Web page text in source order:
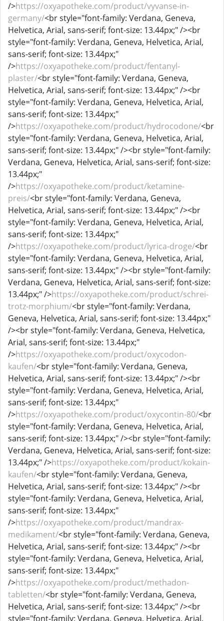
/>https://oxyapotheke.com/product/vyvanse-in-
germany/<br style="font-family: Verdana, Geneva,
Helvetica, Arial, sans-serif; font-size: 13.44px;" /><br
style="font-family: Verdana, Geneva, Helvetica, Arial,
sans-serif; font-size: 13.44px;"
/>https://oxyapotheke.com/product/fentanyl-
plaster/<br style="font-family: Verdana, Geneva,
Helvetica, Arial, sans-serif; font-size: 13.44px;" /><br
style="font-family: Verdana, Geneva, Helvetica, Arial,
sans-serif; font-size: 13.44px;"
/>https://oxyapotheke.com/product/hydrocodone/<br
style="font-family: Verdana, Geneva, Helvetica, Arial,
sans-serif; font-size: 13.44px;" /><br style="font-family:
Verdana, Geneva, Helvetica, Arial, sans-serif; font-size:
13.44px;"
/>https://oxyapotheke.com/product/ketamine-
preis/<br style="font-family: Verdana, Geneva,
Helvetica, Arial, sans-serif; font-size: 13.44px;" /><br
style="font-family: Verdana, Geneva, Helvetica, Arial,
sans-serif; font-size: 13.44px;"
/>https://oxyapotheke.com/product/lyrica-droge/<br
style="font-family: Verdana, Geneva, Helvetica, Arial,
sans-serif; font-size: 13.44px;" /><br style="font-family:
Verdana, Geneva, Helvetica, Arial, sans-serif; font-size:
13.44px;" />https://oxyapotheke.com/product/schrei-
trotz-morphium/<br style="font-family: Verdana,
Geneva, Helvetica, Arial, sans-serif; font-size: 13.44px;"
/><br style="font-family: Verdana, Geneva, Helvetica,
Arial, sans-serif; font-size: 13.44px;"
/>https://oxyapotheke.com/product/oxycodon-
kaufen/<br style="font-family: Verdana, Geneva,
Helvetica, Arial, sans-serif; font-size: 13.44px;" /><br
style="font-family: Verdana, Geneva, Helvetica, Arial,
sans-serif; font-size: 13.44px;"
/>https://oxyapotheke.com/product/oxycontin-80/<br
style="font-family: Verdana, Geneva, Helvetica, Arial,
sans-serif; font-size: 13.44px;" /><br style="font-family:
Verdana, Geneva, Helvetica, Arial, sans-serif; font-size:
13.44px;" />https://oxyapotheke.com/product/kokain-
kaufen/<br style="font-family: Verdana, Geneva,
Helvetica, Arial, sans-serif; font-size: 13.44px;" /><br
style="font-family: Verdana, Geneva, Helvetica, Arial,
sans-serif; font-size: 13.44px;"
/>https://oxyapotheke.com/product/mandrax-
medikament/<br style="font-family: Verdana, Geneva,
Helvetica, Arial, sans-serif; font-size: 13.44px;" /><br
style="font-family: Verdana, Geneva, Helvetica, Arial,
sans-serif; font-size: 13.44px;"
/>https://oxyapotheke.com/product/methadon-
tabletten/<br style="font-family: Verdana, Geneva,
Helvetica, Arial, sans-serif; font-size: 13.44px;" /><br
style="font-family: Verdana, Geneva, Helvetica, Arial,